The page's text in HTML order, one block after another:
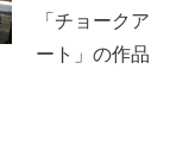
「チョークア
ート」の作品